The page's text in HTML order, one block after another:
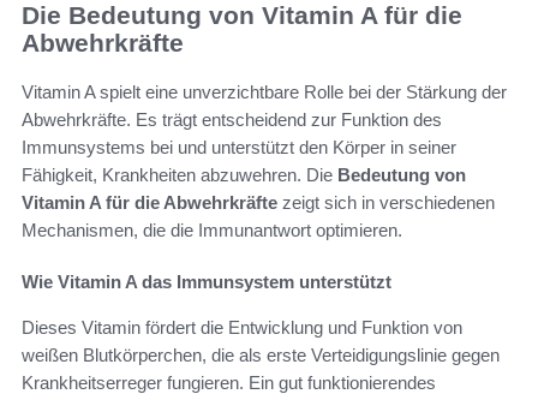
Die Bedeutung von Vitamin A für die
Abwehrkräfte
Vitamin A spielt eine unverzichtbare Rolle bei der Stärkung der
Abwehrkräfte. Es trägt entscheidend zur Funktion des
Immunsystems bei und unterstützt den Körper in seiner
Fähigkeit, Krankheiten abzuwehren. Die Bedeutung von
Vitamin A für die Abwehrkräfte zeigt sich in verschiedenen
Mechanismen, die die Immunantwort optimieren.
Wie Vitamin A das Immunsystem unterstützt
Dieses Vitamin fördert die Entwicklung und Funktion von
weißen Blutkörperchen, die als erste Verteidigungslinie gegen
Krankheitserreger fungieren. Ein gut funktionierendes